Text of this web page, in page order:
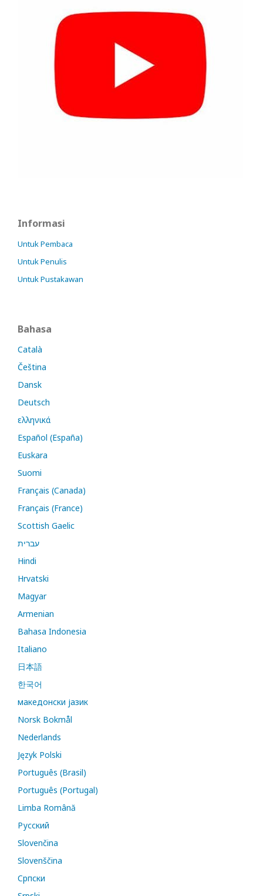
Informasi
Untuk Pembaca
Untuk Penulis
Untuk Pustakawan
Bahasa
Català
Čeština
Dansk
Deutsch
ελληνικά
Español (España)
Euskara
Suomi
Français (Canada)
Français (France)
Scottish Gaelic
עברית
Hindi
Hrvatski
Magyar
Armenian
Bahasa Indonesia
Italiano
日本語
한국어
македонски јазик
Norsk Bokmål
Nederlands
Język Polski
Português (Brasil)
Português (Portugal)
Limba Română
Русский
Slovenčina
Slovenščina
Cрпски